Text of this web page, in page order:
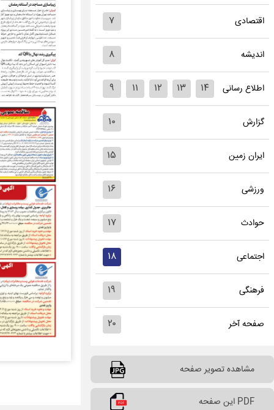
اقتصادی ۷
اندیشه ۸
اطلاع رسانی ۹ ۱۱ ۱۲ ۱۳ ۱۴
گزارش ۱۰
ایران زمین ۱۵
ورزشی ۱۶
حوادث ۱۷
اجتماعی ۱۸
فرهنگی ۱۹
صفحه آخر ۲۰
مشاهده تصویر صفحه
PDF این صفحه